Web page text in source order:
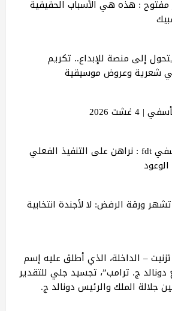
مفتوح : هذه هي الأسباب الحقيقية
إلى منصة للإبداع.. تكريم
شعرية وعروض موسيقية
غشت 2026
نقابة التعليم بآسفي fdt : نراهن على التنفيذ الفعلي
ورقة الرفض: لا لأجندة انتخابية
– الداخلة، الذي أطلق عليه إسم
ج. ترامب”، تجسيد جلي للتقدير
جلالة الملك والرئيس دونالد ج.